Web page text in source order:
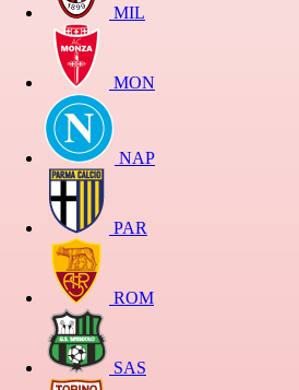
MIL
MON
NAP
PAR
ROM
SAS